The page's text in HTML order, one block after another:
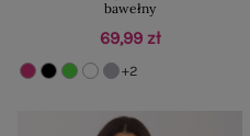
bawełny
69,99 zł
+2